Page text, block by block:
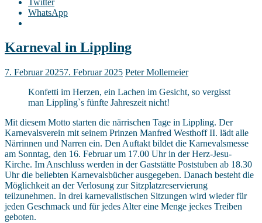
WhatsApp
Karneval in Lippling
7. Februar 20257. Februar 2025 Peter Mollemeier
Konfetti im Herzen, ein Lachen im Gesicht, so vergisst
man Lippling`s fünfte Jahreszeit nicht!
Mit diesem Motto starten die närrischen Tage in Lippling. Der
Karnevalsverein mit seinem Prinzen Manfred Westhoff II. lädt alle
Närrinnen und Narren ein. Den Auftakt bildet die Karnevalsmesse
am Sonntag, den 16. Februar um 17.00 Uhr in der Herz-Jesu-
Kirche. Im Anschluss werden in der Gaststätte Poststuben ab 18.30
Uhr die beliebten Karnevalsbücher ausgegeben. Danach besteht die
Möglichkeit an der Verlosung zur Sitzplatzreservierung
teilzunehmen. In drei karnevalistischen Sitzungen wird wieder für
jeden Geschmack und für jedes Alter eine Menge jeckes Treiben
geboten.